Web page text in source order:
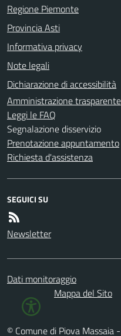
Regione Piemonte
Provincia Asti
Informativa privacy
Note legali
Dichiarazione di accessibilità
Amministrazione trasparente
Leggi le FAQ
Segnalazione disservizio
Prenotazione appuntamento
Richiesta d'assistenza
SEGUICI SU
Newsletter
Dati monitoraggio
Mappa del Sito
© Comune di Piova Massaia